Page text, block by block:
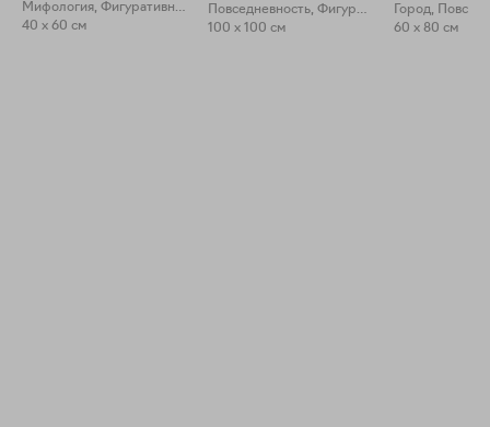
Мифология, Фигуративное искусство
40 x 60 см
Повседневность, Фигуративное искусство
100 x 100 см
Город,
60 x 80 см